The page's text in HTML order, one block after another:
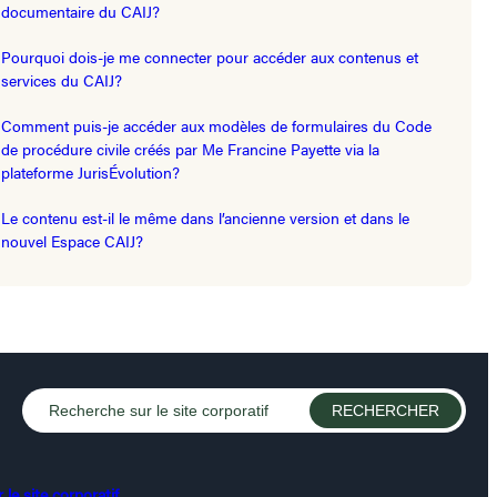
documentaire du CAIJ?
Pourquoi dois-je me connecter pour accéder aux contenus et
services du CAIJ?
Comment puis-je accéder aux modèles de formulaires du Code
de procédure civile créés par Me Francine Payette via la
plateforme JurisÉvolution?
Le contenu est-il le même dans l’ancienne version et dans le
nouvel Espace CAIJ?